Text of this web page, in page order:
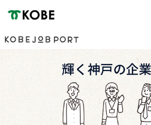
お探しの情報はこちらから検索で
Home
学生・就職課の方